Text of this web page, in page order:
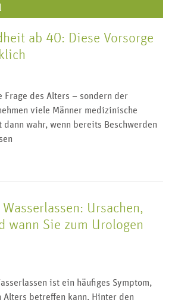
ab 40: Diese Vorsorge
Frage des Alters – sondern der
viele Männer medizinische
dann wahr, wenn bereits Beschwerden
Ursachen,
wann Sie zum Urologen
ist ein häufiges Symptom,
Alters betreffen kann. Hinter den